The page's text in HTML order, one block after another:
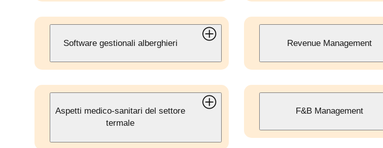
Software gestionali alberghieri Revenue Management
Aspetti medico-sanitari del settore
termale
F&B Management